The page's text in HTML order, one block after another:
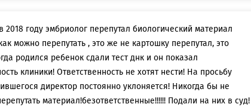
году эмбриолог перепутал биологический материал
можно перепутать , это же не картошку перепутал, это
родился ребенок сдали тест днк и он показал
клиники! Ответственность не хотят нести! На просьбу
директор постоянно уклоняется! Никогда бы не
материал!безответственные!!!!!! Подали на них в суд!